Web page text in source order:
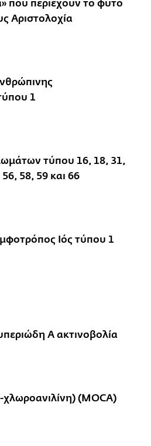
που περιέχουν το φυτό
Αριστολοχία
1
τύπου 16, 18, 31,
58, 59 και 66
Ιός τύπου 1
Α ακτινοβολία
χλωροανιλίνη) (MOCA)